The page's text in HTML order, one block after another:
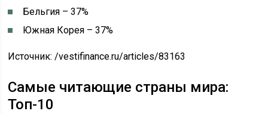
Бельгия – 37%
Южная Корея – 37%
Источник:/vestifinance.ru/articles/83163
Самые читающие страны мира:
Топ-10